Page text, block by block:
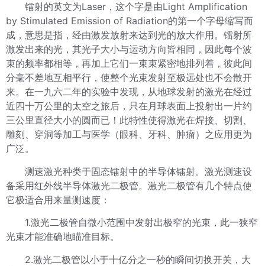
镭射的英文为Laser，这个字是由Light Amplification
by Stimulated Emission of Radiation的第一个字母缩写而
成，意思是指，经由激发放射来达到光的放大作用。镭射所
激发出来的光，其光子大小与运动方向皆相同，因此每个波
束的频率都相等，再加上它们一束束紧密地排列着，彼此间
分毫不差地互相平行，使整个光束发射至极远处也不会散开
来。在一九六二年的实验中发现，从地球发射的激光在经过
近四十万公里的太空之旅后，只在月球表面上投射出一片约
三公里直径大小的圆而已！此特性使得激光在焊接、切割、
雕刻、穿洞等加工与医学（眼科、牙科、肿瘤）之应用更为
广泛。
测速激光种类于固态镭射中的半导体镭射。激光测速设
备采用红外线半导体激光二极管。激光二极管有几个特点使
它极适合用来量测速度：
1.激光二极管自微小范围中发射出极窄的光束，此一狭窄
光束才能准确地瞄准目标。
2.激光二极管以小于十亿分之一秒的瞬间切换开关，大